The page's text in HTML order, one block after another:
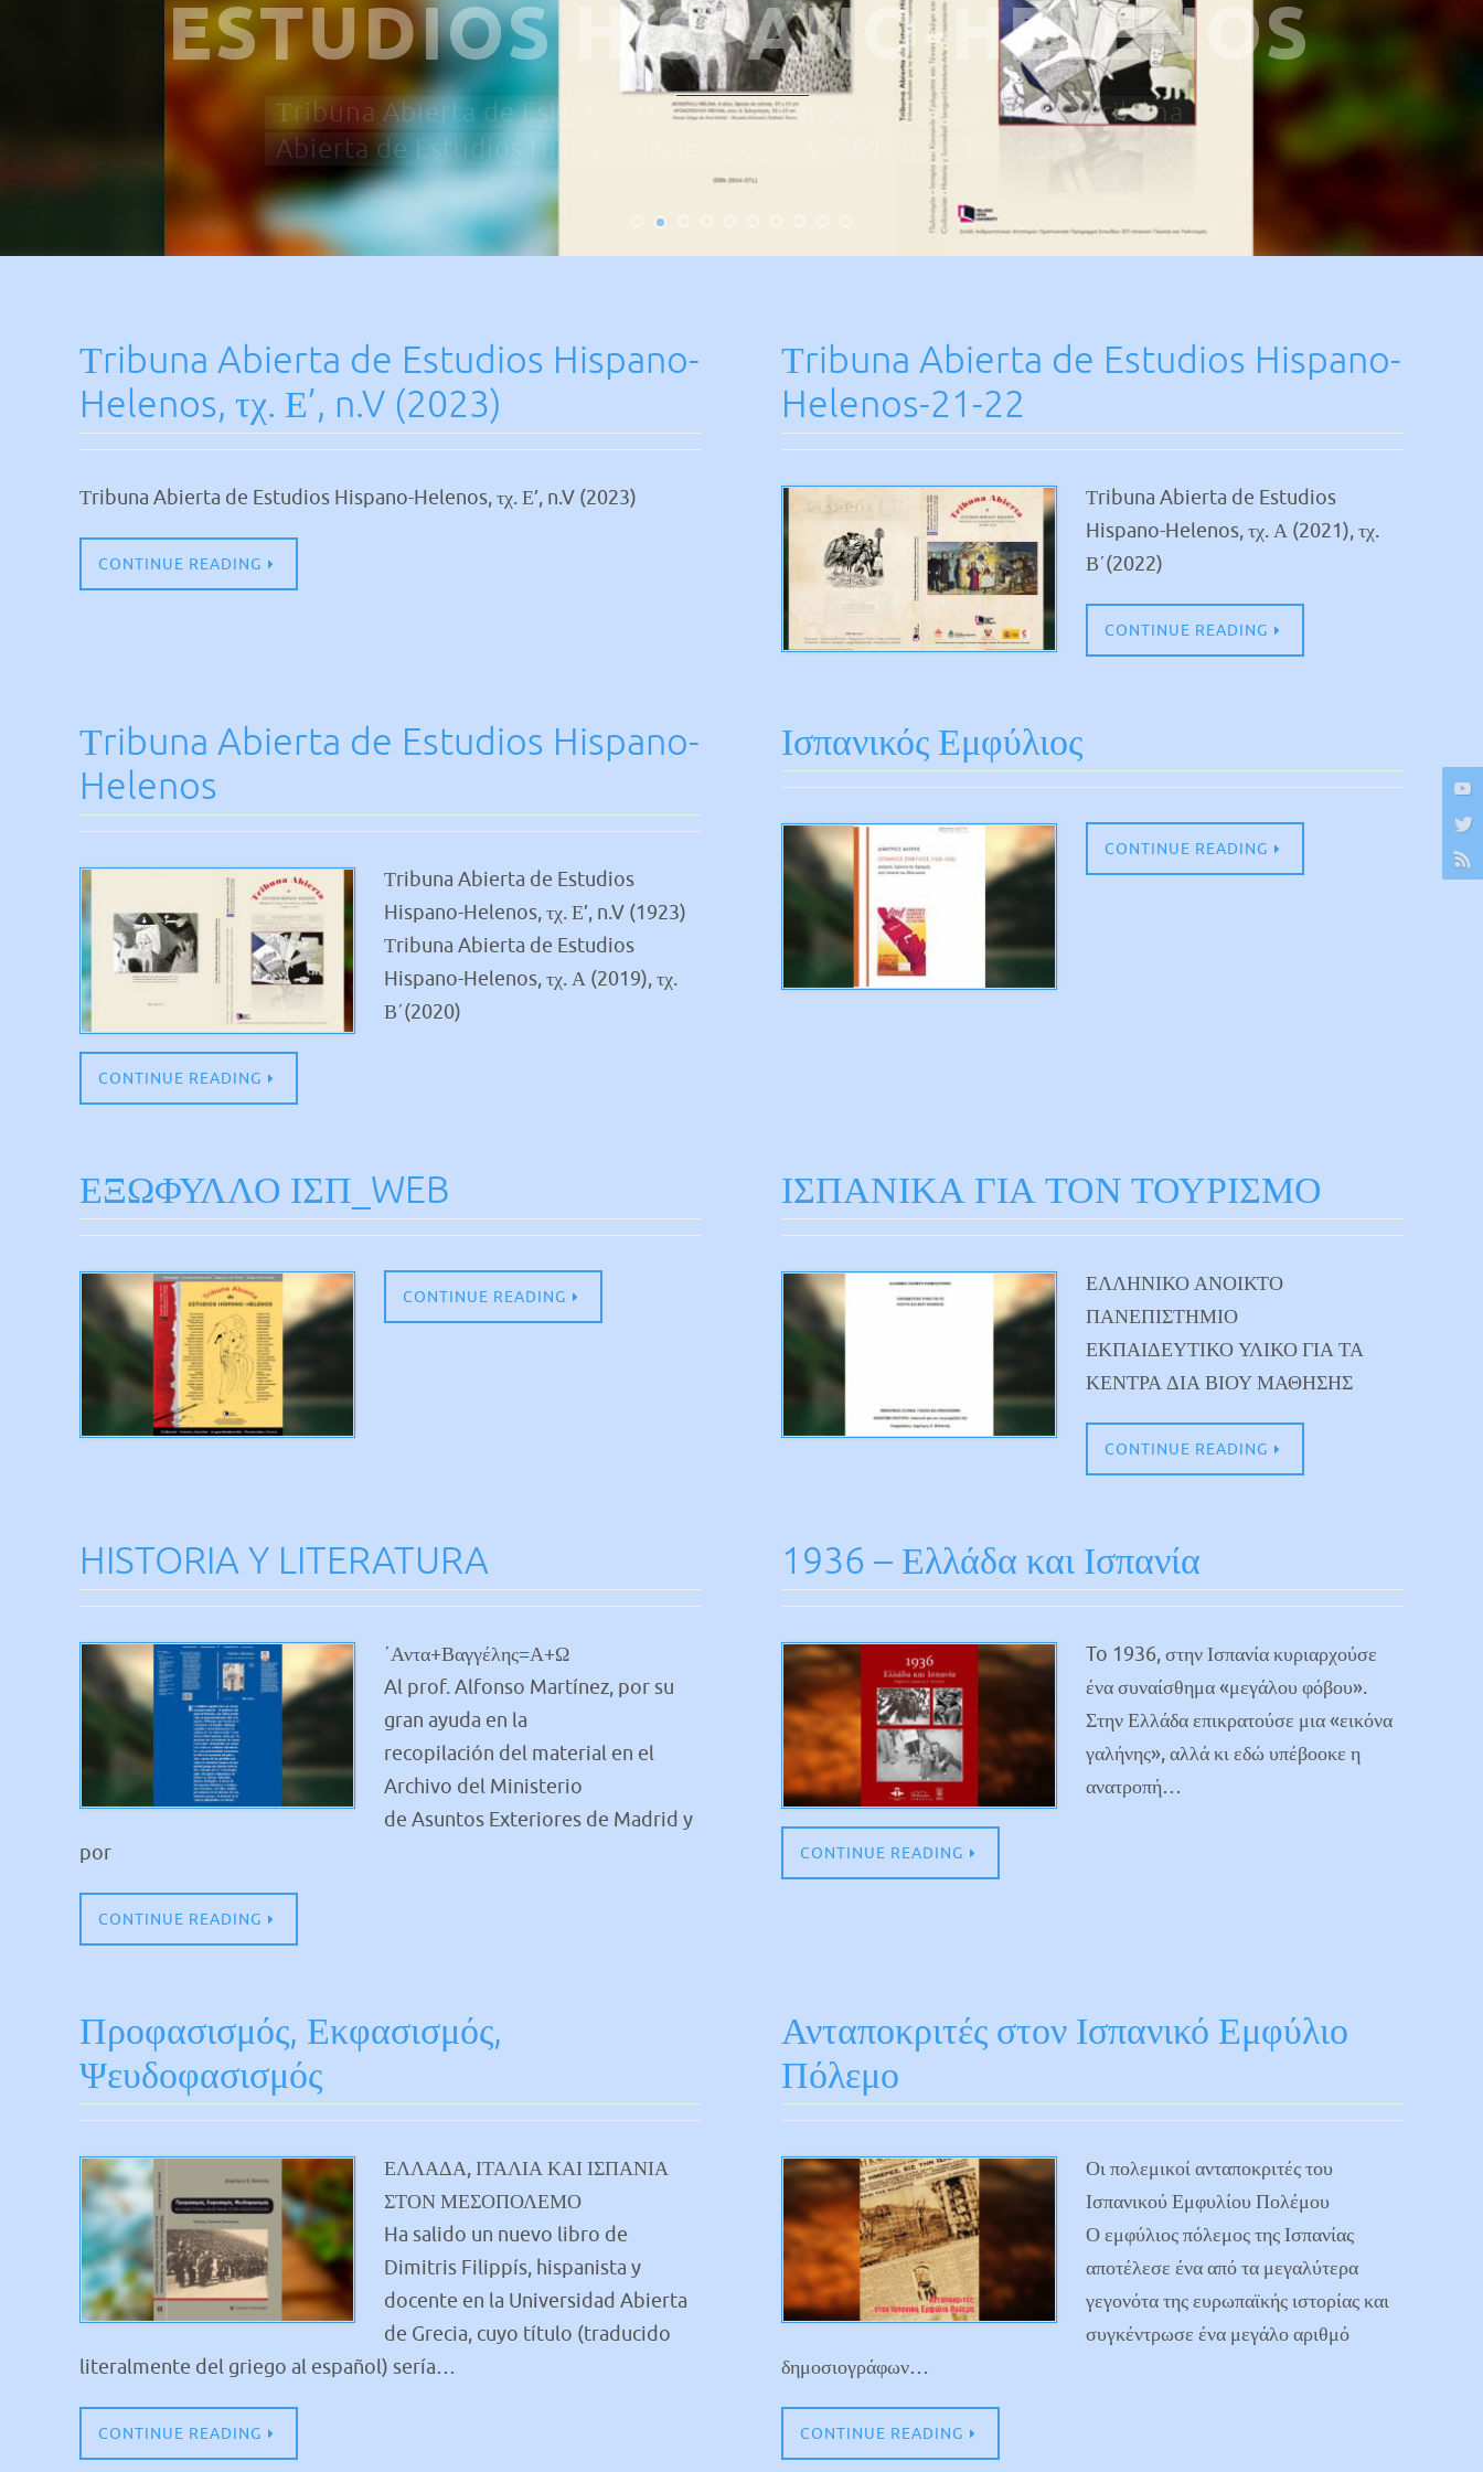
Τribuna Abierta de Estudios Hispano-Helenos, τχ. Ε’, n.V (1923) Τribuna
Abierta de Estudios Hispano-Helenos, τχ. Α (2019), τχ. Β΄(2020)
Τribuna Abierta de Estudios Hispano-
Helenos, τχ. Ε’, n.V (2023)
Τribuna Abierta de Estudios Hispano-Helenos, τχ. Ε’, n.V (2023)
CONTINUE READING
Τribuna Abierta de Estudios Hispano-
Helenos-21-22
Τribuna Abierta de Estudios
Hispano-Helenos, τχ. Α (2021), τχ.
Β΄(2022)
CONTINUE READING
Τribuna Abierta de Estudios Hispano-
Helenos
Τribuna Abierta de Estudios
Hispano-Helenos, τχ. Ε’, n.V (1923)
Τribuna Abierta de Estudios
Hispano-Helenos, τχ. Α (2019), τχ.
Β΄(2020)
CONTINUE READING
Ισπανικός Εμφύλιος
CONTINUE READING
ΕΞΩΦΥΛΛΟ ΙΣΠ_WEB
CONTINUE READING
ΙΣΠΑΝΙΚΑ ΓΙΑ ΤΟΝ ΤΟΥΡΙΣΜΟ
ΕΛΛΗΝΙΚΟ ΑΝΟΙΚΤΟ
ΠΑΝΕΠΙΣΤΗΜΙΟ
ΕΚΠΑΙΔΕΥΤΙΚΟ ΥΛΙΚΟ ΓΙΑ ΤΑ
ΚΕΝΤΡΑ ΔΙΑ ΒΙΟΥ ΜΑΘΗΣΗΣ
CONTINUE READING
HISTORIA Y LITERATURA
΄Αντα+Βαγγέλης=Α+Ω
Al prof. Alfonso Martínez, por su
gran ayuda en la
recopilación del material en el
Archivo del Ministerio
de Asuntos Exteriores de Madrid y
por
CONTINUE READING
1936 – Ελλάδα και Ισπανία
To 1936, στην Ισπανία κυριαρχούσε
ένα συναίσθημα «μεγάλου φόβου».
Στην Ελλάδα επικρατούσε μια «εικόνα
γαλήνης», αλλά κι εδώ υπέβοοκε η
ανατροπή…
CONTINUE READING
Προφασισμός, Εκφασισμός,
Ψευδοφασισμός
ΕΛΛΑΔΑ, ΙΤΑΛΙΑ ΚΑΙ ΙΣΠΑΝΙΑ
ΣΤΟΝ ΜΕΣΟΠΟΛΕΜΟ
Ha salido un nuevo libro de
Dimitris Filippís, hispanista y
docente en la Universidad Abierta
de Grecia, cuyo título (traducido
literalmente del griego al español) sería…
CONTINUE READING
Ανταποκριτές στον Ισπανικό Εμφύλιο
Πόλεμο
Οι πολεμικοί ανταποκριτές του
Ισπανικού Εμφυλίου Πολέμου
Ο εμφύλιος πόλεμος της Ισπανίας
αποτέλεσε ένα από τα μεγαλύτερα
γεγονότα της ευρωπαϊκής ιστορίας και
συγκέντρωσε ένα μεγάλο αριθμό
δημοσιογράφων…
CONTINUE READING